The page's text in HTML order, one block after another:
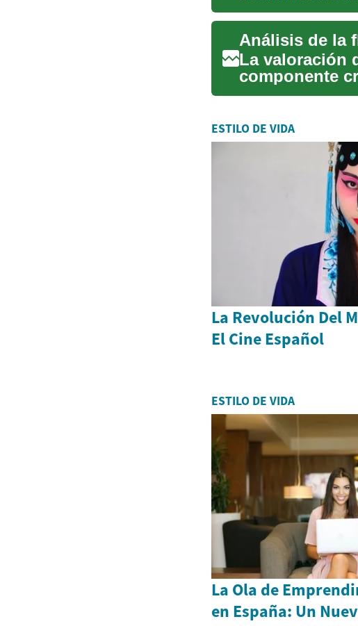
en product...
La valoración
componente
diversas
ESTILO DE VIDA
La Revolución Del
El Cine Español
ESTILO DE VIDA
La Ola de
en España: Un